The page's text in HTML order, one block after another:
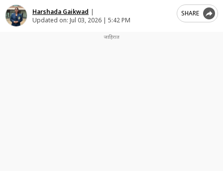
Harshada Gaikwad |
Updated on: Jul 03, 2026 | 5:42 PM
SHARE